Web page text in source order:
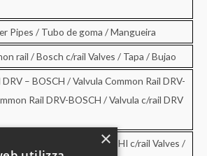
Pipes / Tubo de goma / Mangueira
rail / Bosch c/rail Valves / Tapa / Bujao
– BOSCH / Valvula Common Rail DRV-
Rail DRV-BOSCH / Valvula c/rail DRV
DRV – DELPHI / DRV-DELPHI c/rail Valves /
×